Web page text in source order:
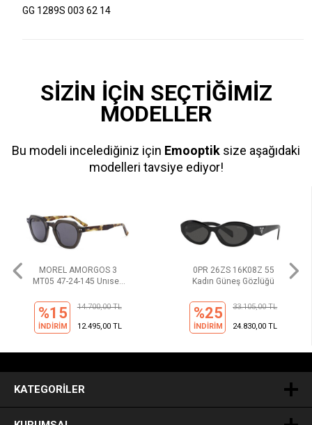
GG 1289S 003 62 14
SİZİN İÇİN SEÇTİĞİMİZ
MODELLER
Bu modeli incelediğiniz için Emooptik size aşağıdaki
modelleri tavsiye ediyor!
MOREL AMORGOS 3
MT05 47-24-145 Unısex
%15
İNDİRİM
14.700,00 TL
12.495,00 TL
0PR 26ZS 16K08Z 55
Kadın Güneş Gözlüğü
%25
İNDİRİM
33.105,00 TL
24.830,00 TL
KATEGORILER